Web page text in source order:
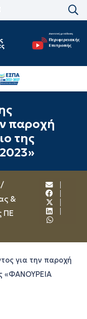
παροχή
της
&
ΠΕ
για την παροχή
«ΦΑΝΟΥΡΕΙΑ